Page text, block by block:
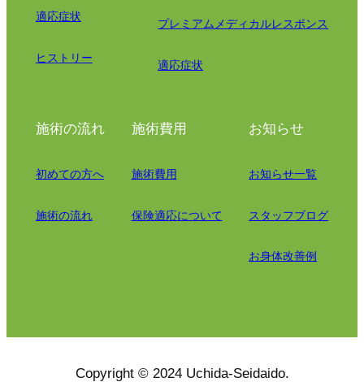
適応症状
ヒストリー
プレミアムメディカルレスポンス
適応症状
施術の流れ
初めての方へ
施術の流れ
施術費用
施術費用
保険適応について
お知らせ
お知らせ一覧
スタッフブログ
お身体改善例
Copyright © 2024 Uchida-Seidaido.